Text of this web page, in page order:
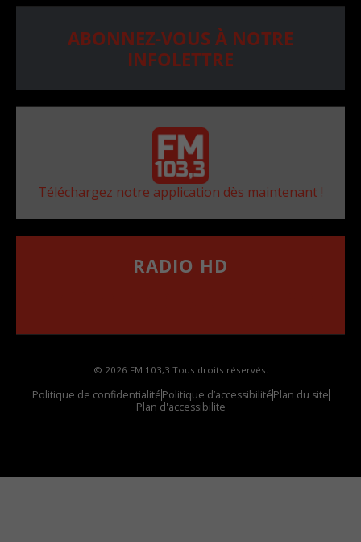
ABONNEZ-VOUS À NOTRE
INFOLETTRE
Téléchargez notre application dès maintenant !
RADIO HD
© 2026 FM 103,3 Tous droits réservés.
Politique de confidentialitéPolitique d’accessibilitéPlan du site
Plan d'accessibilite